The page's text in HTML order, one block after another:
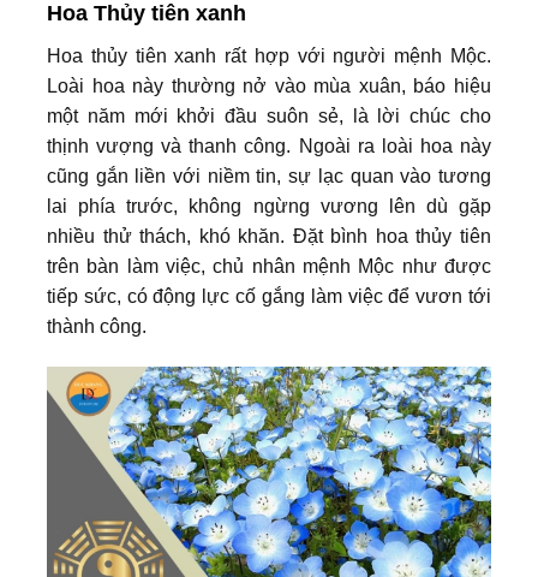
Hoa Thủy tiên xanh
Hoa thủy tiên xanh rất hợp với người mệnh Mộc.
Loài hoa này thường nở vào mùa xuân, báo hiệu
một năm mới khởi đầu suôn sẻ, là lời chúc cho
thịnh vượng và thanh công. Ngoài ra loài hoa này
cũng gắn liền với niềm tin, sự lạc quan vào tương
lai phía trước, không ngừng vương lên dù gặp
nhiều thử thách, khó khăn. Đặt bình hoa thủy tiên
trên bàn làm việc, chủ nhân mệnh Mộc như được
tiếp sức, có động lực cố gắng làm việc để vươn tới
thành công.